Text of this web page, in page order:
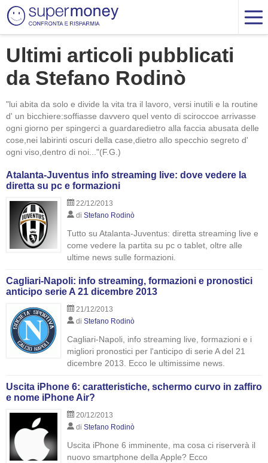
Ultimi articoli pubblicati
da Stefano Rodinò
"lui abita da solo e divide la vita tra il lavoro, versi inutili e la routine
d' un bicchiere:soffiasse davvero quel vento di sciroccoe arrivasse
ogni giorno per spingerci a guardaredietro alla faccia abusata delle
cose,nei labirinti oscuri della case,dietro allo specchio segreto d'
ogni viso,dentro di noi..."(F.G.)
Atalanta-Juventus info streaming live: dove vedere la
diretta su pc e formazioni
22/12/2013
di Stefano Rodinò
Tutto su Atalanta-Juventus: diretta streaming live e
come vedere la partita su pc o tablet, oltre alle
ultime news sulle formazioni.
Cagliari-Napoli: info streaming, formazioni e pronostici
anticipo serie A 21 dicembre 2013
21/12/2013
di Stefano Rodinò
Cagliari-Napoli, info streaming live, formazioni e i
migliori pronostici per l'anticipo di serie A del 21
dicembre 2013. Ecco le ultimissime news.
Uscita iPhone 6: caratteristiche, schermo curvo in zaffiro
e nome iPhone Air?
20/12/2013
di Stefano Rodinò
Uscita iPhone 6 imminente, ma cosa ci riserverà il
nuovo smartphone della Apple? Ecco